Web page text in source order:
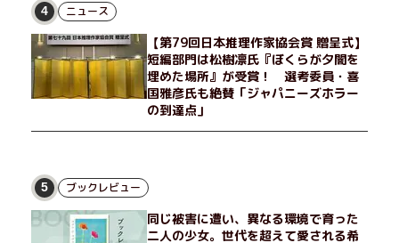
せる男が現れた。茶の湯の粋人、70歳の万江島だ。だが彼に
は、ある秘密があった……。自分の心と身体を偽らない女たちの
姿と、その連帯を描く。赤裸々にして切実な、セクシュアリティ
をめぐる物語。
4 ニュース
【第79回日本推理作家協会賞 贈呈式】
短編部門は松樹凛氏『ぼくらが夕闇を
埋めた場所』が受賞！ 選考委員・喜
国雅彦氏も絶賛「ジャパニーズホラー
の到達点」
5 ブックレビュー
同じ被害に遭い、異なる環境で育った
二人の少女。世代を超えて愛される希